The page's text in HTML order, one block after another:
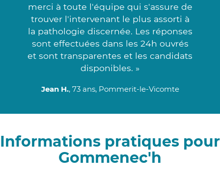
merci à toute l'équipe qui s'assure de
trouver l'intervenant le plus assorti à
la pathologie discernée. Les réponses
sont effectuées dans les 24h ouvrés
et sont transparentes et les candidats
disponibles. »
Jean H., 73 ans, Pommerit-le-Vicomte
Informations pratiques pour
Gommenec'h